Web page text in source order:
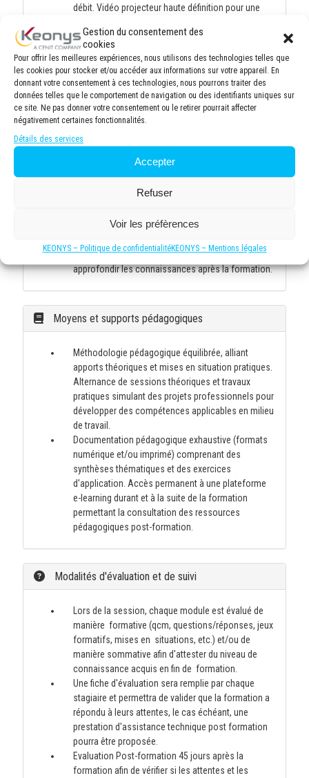
Gestion du consentement des
cookies
Pour offrir les meilleures expériences, nous utilisons des technologies telles que
les cookies pour stocker et/ou accéder aux informations sur votre appareil. En
donnant votre consentement à ces technologies, nous pourrons traiter des
données telles que le comportement de navigation ou des identifiants uniques sur
ce site. Ne pas donner votre consentement ou le retirer pourrait affecter
négativement certaines fonctionnalités.
Détails des services
Accepter
Refuser
Voir les préfèrences
KEONYS – Politique de confidentialitéKEONYS – Mentions légales
débit. Vidéo projecteur haute définition pour une
Tableau blanc pour des sessions participatives.
8 personnes maximum par session en présentiel et
6 personnes maximum par session en distanciel
afin de garantir une formation de qualité, permettant
une attention personnalisée du formateur et
favorisant les échanges entre participants. Cette
taille de groupe optimale facilite les exercices
pratiques, les discussions approfondies et un suivi
Environnement d'apprentissage confortable avec
pour maintenir la concentration tout au long de la
Documentation complète fournie à chaque
pratiques et ressources complémentaires pour
approfondir les connaissances après la formation.
Moyens et supports pédagogiques
Méthodologie pédagogique équilibrée, alliant
apports théoriques et mises en situation pratiques.
Alternance de sessions théoriques et travaux
pratiques simulant des projets professionnels pour
développer des compétences applicables en milieu
de travail.
Documentation pédagogique exhaustive (formats
numérique et/ou imprimé) comprenant des
synthèses thématiques et des exercices
d'application. Accès permanent à une plateforme
e-learning durant et à la suite de la formation
permettant la consultation des ressources
pédagogiques post-formation.
Modalités d'évaluation et de suivi
Lors de la session, chaque module est évalué de
manière formative (qcm, questions/réponses, jeux
formatifs, mises en situations, etc.) et/ou de
manière sommative afin d'attester du niveau de
connaissance acquis en fin de formation.
Une fiche d'évaluation sera remplie par chaque
stagiaire et permettra de valider que la formation a
répondu à leurs attentes, le cas échéant, une
prestation d'assistance technique post formation
pourra être proposée.
Evaluation Post-formation 45 jours après la
formation afin de vérifier si les attentes et les